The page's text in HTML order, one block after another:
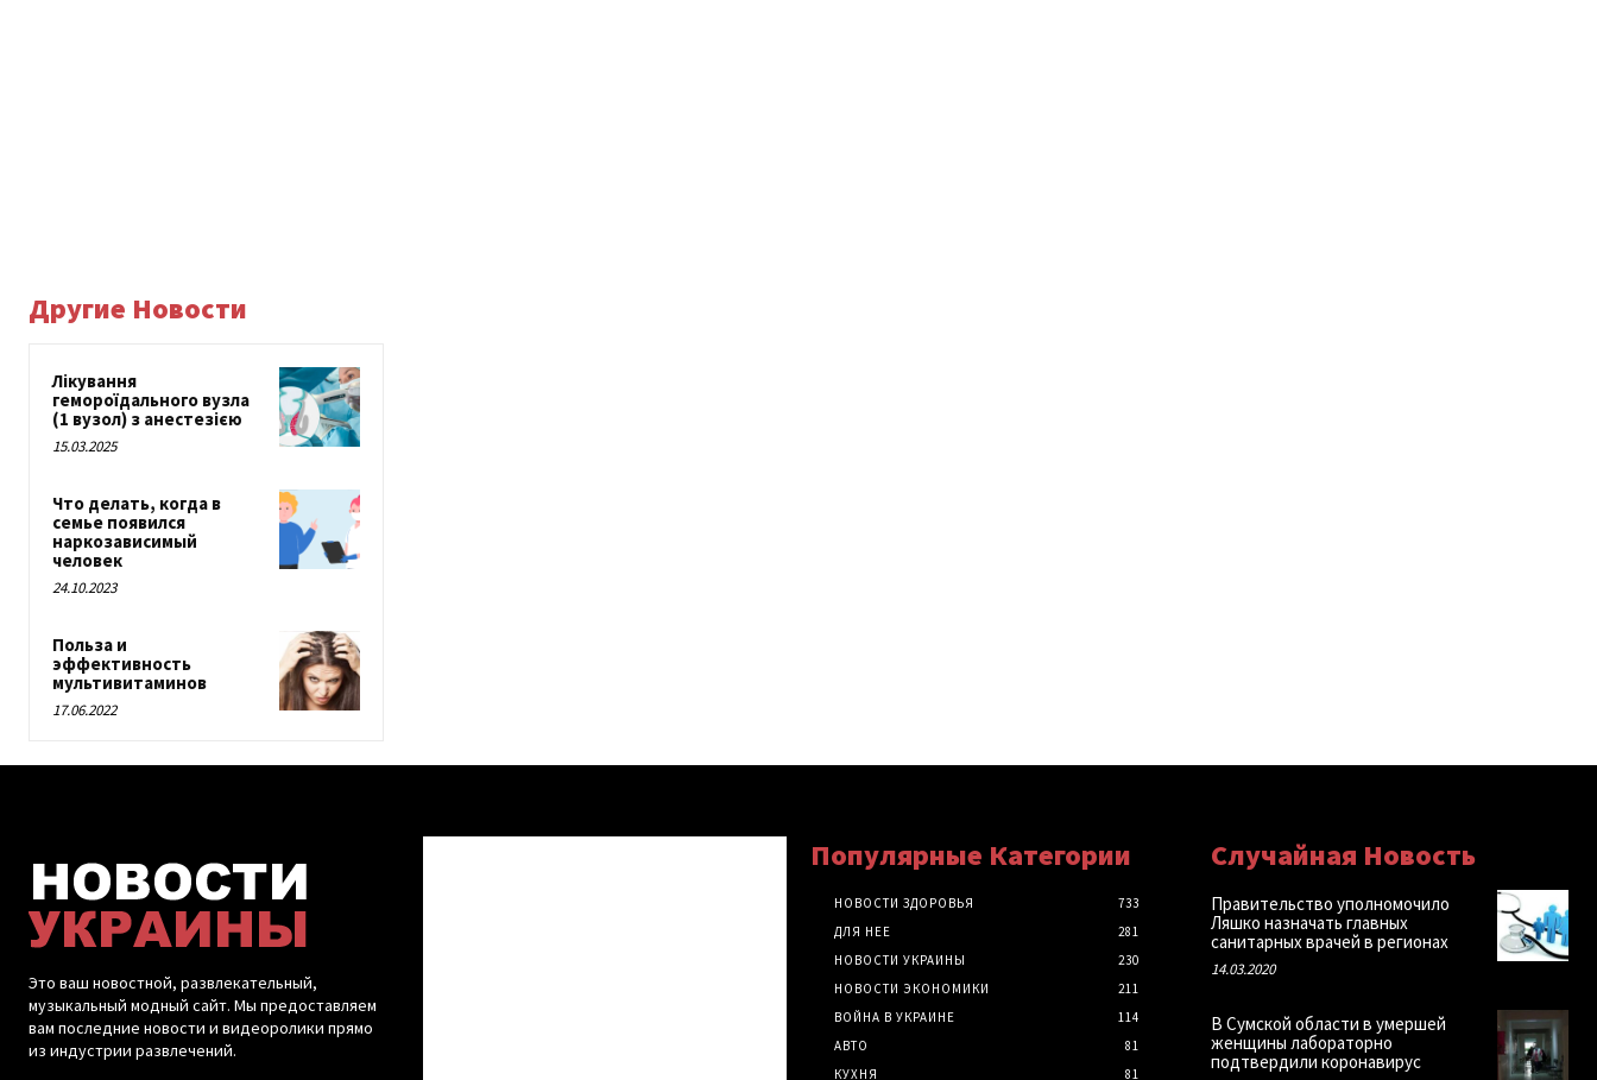
Другие Новости
Лікування
гемороїдального вузла
(1 вузол) з анестезією
15.03.2025
Что делать, когда в
семье появился
наркозависимый
человек
24.10.2023
Польза и
эффективность
мультивитаминов
17.06.2022
Это ваш новостной, развлекательный,
музыкальный модный сайт. Мы предоставляем
вам последние новости и видеоролики прямо
из индустрии развлечений.
Популярные Категории
НОВОСТИ ЗДОРОВЬЯ
733
ДЛЯ НЕЕ
281
НОВОСТИ УКРАИНЫ
230
НОВОСТИ ЭКОНОМИКИ
211
ВОЙНА В УКРАИНЕ
114
АВТО
81
КУХНЯ
81
Случайная Новость
Правительство уполномочило
Ляшко назначать главных
санитарных врачей в регионах
14.03.2020
В Сумской области в умершей
женщины лабораторно
подтвердили коронавирус